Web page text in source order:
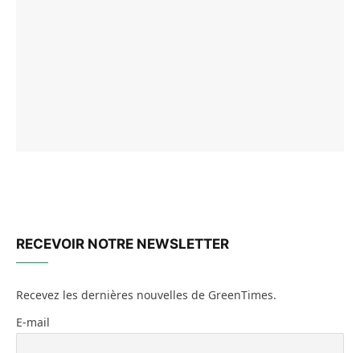
RECEVOIR NOTRE NEWSLETTER
Recevez les dernières nouvelles de GreenTimes.
E-mail